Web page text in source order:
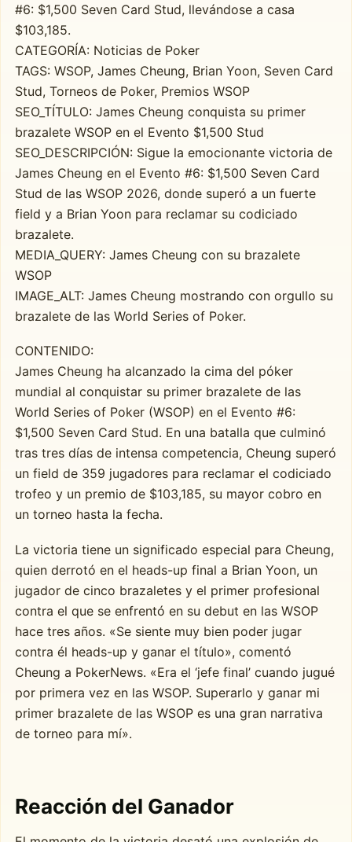
#6: $1,500 Seven Card Stud, llevándose a casa
$103,185.
CATEGORÍA: Noticias de Poker
TAGS: WSOP, James Cheung, Brian Yoon, Seven Card
Stud, Torneos de Poker, Premios WSOP
SEO_TÍTULO: James Cheung conquista su primer
brazalete WSOP en el Evento $1,500 Stud
SEO_DESCRIPCIÓN: Sigue la emocionante victoria de
James Cheung en el Evento #6: $1,500 Seven Card
Stud de las WSOP 2026, donde superó a un fuerte
field y a Brian Yoon para reclamar su codiciado
brazalete.
MEDIA_QUERY: James Cheung con su brazalete
WSOP
IMAGE_ALT: James Cheung mostrando con orgullo su
brazalete de las World Series of Poker.
CONTENIDO:
James Cheung ha alcanzado la cima del póker
mundial al conquistar su primer brazalete de las
World Series of Poker (WSOP) en el Evento #6:
$1,500 Seven Card Stud. En una batalla que culminó
tras tres días de intensa competencia, Cheung superó
un field de 359 jugadores para reclamar el codiciado
trofeo y un premio de $103,185, su mayor cobro en
un torneo hasta la fecha.
La victoria tiene un significado especial para Cheung,
quien derrotó en el heads-up final a Brian Yoon, un
jugador de cinco brazaletes y el primer profesional
contra el que se enfrentó en su debut en las WSOP
hace tres años. «Se siente muy bien poder jugar
contra él heads-up y ganar el título», comentó
Cheung a PokerNews. «Era el ‘jefe final’ cuando jugué
por primera vez en las WSOP. Superarlo y ganar mi
primer brazalete de las WSOP es una gran narrativa
de torneo para mí».
Reacción del Ganador